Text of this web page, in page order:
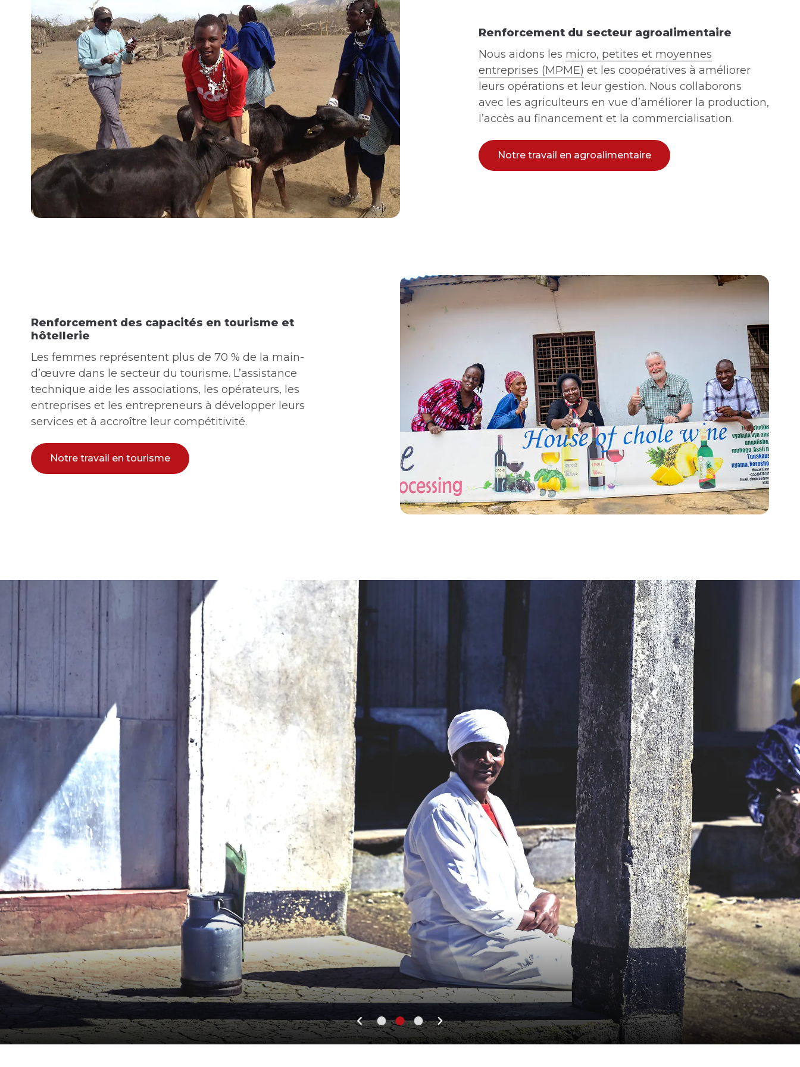
Renforcement du secteur agroalimentaire
Nous aidons les micro, petites et moyennes
entreprises (MPME) et les coopératives à améliorer
leurs opérations et leur gestion. Nous collaborons
avec les agriculteurs en vue d’améliorer la production,
l’accès au financement et la commercialisation.
Notre travail en agroalimentaire
Renforcement des capacités en tourisme et
hôtellerie
Les femmes représentent plus de 70 % de la main-
d’œuvre dans le secteur du tourisme. L’assistance
technique aide les associations, les opérateurs, les
entreprises et les entrepreneurs à développer leurs
services et à accroître leur compétitivité.
Notre travail en tourisme